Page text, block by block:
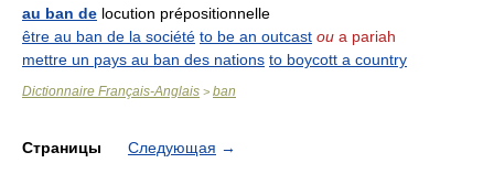
au ban de locution prépositionnelle
être au ban de la société to be an outcast ou a pariah
mettre un pays au ban des nations to boycott a country
Dictionnaire Français-Anglais > ban
Страницы Следующая →